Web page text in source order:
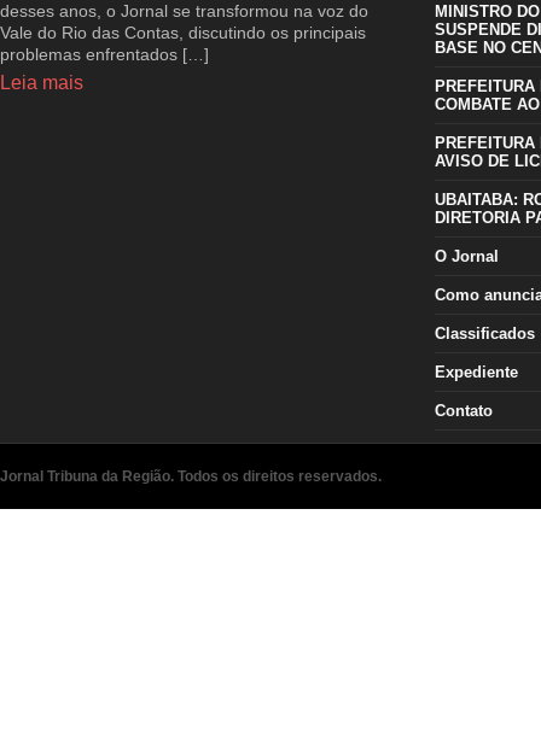
desses anos, o Jornal se transformou na voz do
Vale do Rio das Contas, discutindo os principais
problemas enfrentados […]
Leia mais
MINISTRO
SUSPENDE
BASE NO
COMBATE
AVISO DE
UBAITABA:
DIRETORIA
O Jornal
Como
Classificados
Expediente
Contato
Jornal Tribuna da Região. Todos os direitos reservados.